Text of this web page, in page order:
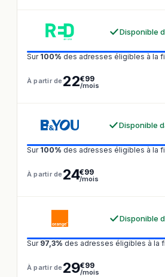
Disponible
Sur 100% des adresses éligibles à la
À partir de 22€99
/mois
Disponible
Sur 100% des adresses éligibles à la
À partir de 24€99
/mois
Disponible
Sur 97,3% des adresses éligibles à la
À partir de 29€99
/mois